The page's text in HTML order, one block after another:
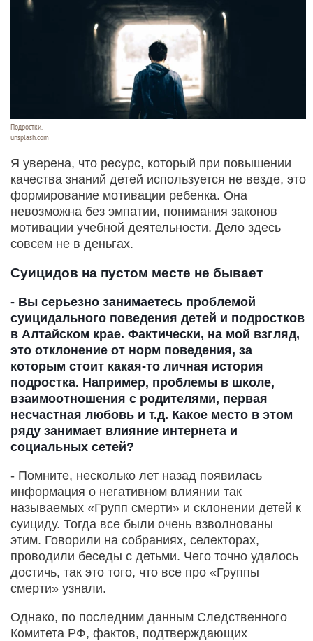
Подростки.
unsplash.com
Я уверена, что ресурс, который при повышении
качества знаний детей используется не везде, это
формирование мотивации ребенка. Она
невозможна без эмпатии, понимания законов
мотивации учебной деятельности. Дело здесь
совсем не в деньгах.
Суицидов на пустом месте не бывает
- Вы серьезно занимаетесь проблемой
суицидального поведения детей и подростков
в Алтайском крае. Фактически, на мой взгляд,
это отклонение от норм поведения, за
которым стоит какая-то личная история
подростка. Например, проблемы в школе,
взаимоотношения с родителями, первая
несчастная любовь и т.д. Какое место в этом
ряду занимает влияние интернета и
социальных сетей?
- Помните, несколько лет назад появилась
информация о негативном влиянии так
называемых «Групп смерти» и склонении детей к
суициду. Тогда все были очень взволнованы
этим. Говорили на собраниях, селекторах,
проводили беседы с детьми. Чего точно удалось
достичь, так это того, что все про «Группы
смерти» узнали.
Однако, по последним данным Следственного
Комитета РФ, фактов, подтверждающих